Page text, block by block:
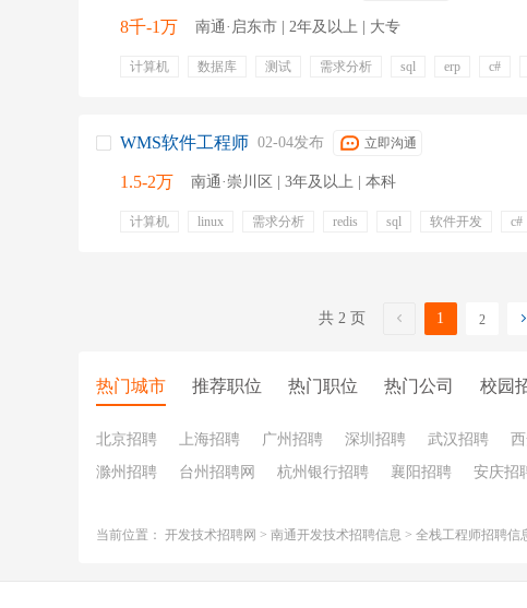
8千-1万 南通·启东市 | 2年及以上 | 大专
计算机 数据库 测试 需求分析 sql erp c#
WMS软件工程师 02-04发布 立即沟通
1.5-2万 南通·崇川区 | 3年及以上 | 本科
计算机 linux 需求分析 redis sql 软件开发 c#
共 2 页 1 2
热门城市 推荐职位 热门职位 热门公司 校园
北京招聘 上海招聘 广州招聘 深圳招聘 武汉招聘
滁州招聘
台州招聘网 杭州银行招聘 襄阳招聘 安庆招
当前位置： 开发技术招聘网 > 南通开发技术招聘信息 > 全栈工程师招聘信